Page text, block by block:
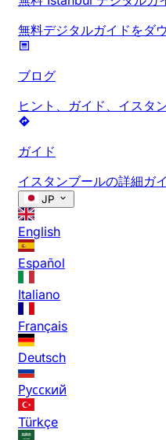
無料デジタルガイドをダ
ブログ
ヒント、ガイド、イスタ
ガイド
イスタンブールの詳細ガ
JP
English
Español
Italiano
Français
Deutsch
Русский
Türkçe